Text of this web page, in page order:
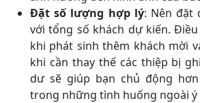
Đặt số lượng hợp lý: Nên đặt
với tổng số khách dự kiến.
khi phát sinh thêm khách mời
khi cần thay thế các thiệp bị
dư sẽ giúp bạn chủ động
trong những tình huống ngoài ý